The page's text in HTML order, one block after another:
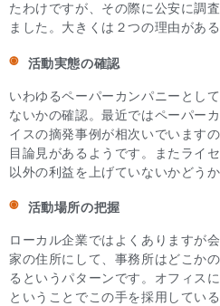
たわけですが、その際に公安に調
ました。大きくは２つの理由がある
活動実態の確認
いわゆるペーパーカンパニーとし
ないかの確認。最近ではペーパー
イスの摘発事例が相次いでいます
目論見があるようです。またライ
以外の利益を上げていないかどう
活動場所の把握
ローカル企業ではよくありますが
家の住所にして、事務所はどこか
るというパターンです。オフィス
ということでこの手を採用してい